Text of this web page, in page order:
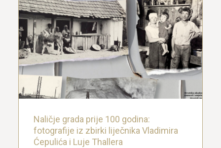
Naličje grada prije 100 godina:
fotografije iz zbirki liječnika Vladimira
Ćepulića i Luje Thallera
Naličje grada prije 100 godina:
fotografije iz zbirki liječnika Vladimira
Ćepulića i Luje Thallera
3. travnja 2024.